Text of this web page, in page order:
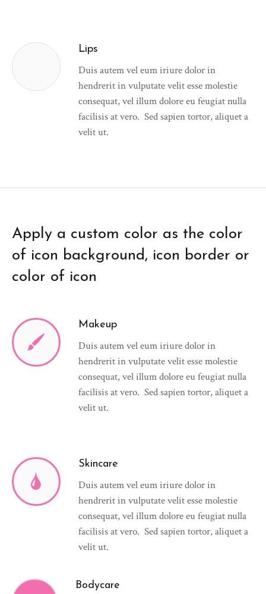
Lips
Duis autem vel eum iriure dolor in
hendrerit in vulputate velit esse molestie
consequat, vel illum dolore eu feugiat nulla
facilisis at vero. Sed sapien tortor, aliquet a
velit ut.
Apply a custom color as the color
of icon background, icon border or
color of icon
Makeup
Duis autem vel eum iriure dolor in
hendrerit in vulputate velit esse molestie
consequat, vel illum dolore eu feugiat nulla
facilisis at vero. Sed sapien tortor, aliquet a
velit ut.
Skincare
Duis autem vel eum iriure dolor in
hendrerit in vulputate velit esse molestie
consequat, vel illum dolore eu feugiat nulla
facilisis at vero. Sed sapien tortor, aliquet a
velit ut.
Bodycare